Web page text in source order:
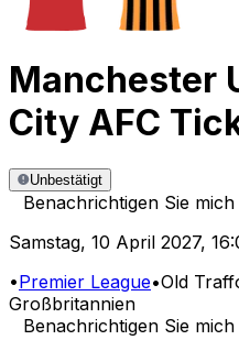
Manchester
City AFC
Unbestätigt
Benachrichtigen Sie mich
Samstag, 10 April 2027,
•Premier League•Old
Großbritannien
Benachrichtigen Sie mich